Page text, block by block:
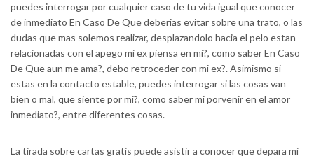
puedes interrogar por cualquier caso de tu vida igual que conocer
de inmediato En Caso De Que deberias evitar sobre una trato, o las
dudas que mas solemos realizar, desplazandolo hacia el pelo estan
relacionadas con el apego mi ex piensa en mi?, como saber En Caso
De Que aun me ama?, debo retroceder con mi ex?. Asimismo si
estas en la contacto estable, puedes interrogar si las cosas van
bien o mal, que siente por mi?, como saber mi porvenir en el amor
inmediato?, entre diferentes cosas.
La tirada sobre cartas gratis puede asistir a conocer que depara mi